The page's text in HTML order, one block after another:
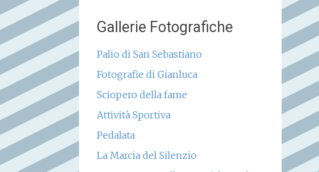
Gallerie Fotografiche
Palio di San Sebastiano
Fotografie di Gianluca
Sciopero della fame
Attività Sportiva
Pedalata
La Marcia del Silenzio